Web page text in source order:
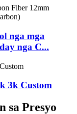
nga mga
nga C...
3k Custom
sa Presyo